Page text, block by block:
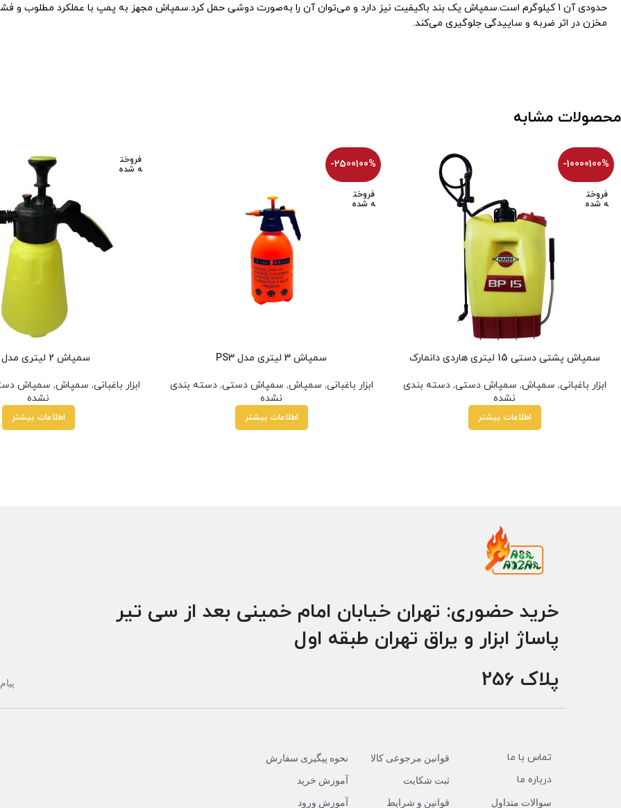
حدودی آن 1 کیلوگرم است.سمپاش یک بند باکیفیت نیز دارد و می‌توان آن را به‌صورت دوشی حمل کرد.سمپاش مجهز به پمپ با عملکرد
مخزن در اثر ضربه و ساییدگی جلوگیری می‌کند.
محصولات مشابه
-10000100%
فروخت
ه شده
سمپاش پشتی دستی 15 لیتری هاردی دانمارک
ابزار باغبانی, سمپاش, سمپاش دستی,دسته بندی
نشده
اطلاعات بیشتر
-2500100%
فروخت
ه شده
سمپاش 3 لیتری مدل PS3
ابزار باغبانی, سمپاش, سمپاش دستی,دسته بندی
نشده
اطلاعات بیشتر
فروخت
ه شده
سمپاش 2 لیتری مدل S2
ابزار باغبانی, سمپاش, سمپاش
نشده
اطلاعات بیشتر
خرید حضوری: تهران خیابان امام خمینی بعد از سی تیر
پاساژ ابزار و یراق تهران طبقه اول
پلاک 256
تماس با ما
درباره ما
سوالات متداول
قوانین مرجوعی کالا
ثبت شکایت
قوانین و شرایط
نحوه پیگیری سفارش
آموزش خرید
آموزش ورود